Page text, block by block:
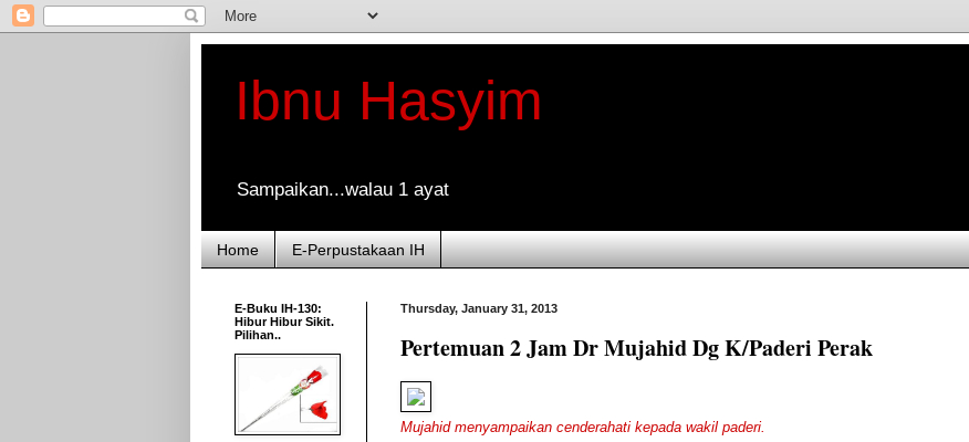
Ibnu Hasyim
Sampaikan...walau 1 ayat
Home E-Perpustakaan IH
Thursday, January 31, 2013
Pertemuan 2 Jam Dr Mujahid Dg K/Paderi Perak
Mujahid menyampaikan cenderahati kepada wakil paderi.
E-Buku IH-130:
Hibur Hibur Sikit.
Pilihan..